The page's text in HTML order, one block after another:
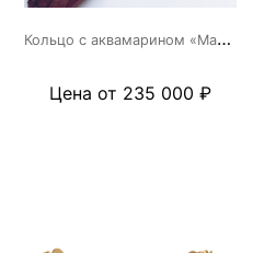
К
ольцо с аквамарином «Марина»
Цена от 235 000 ₽